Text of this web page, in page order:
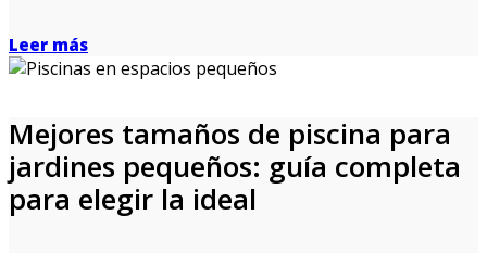
Leer más
Mejores tamaños de piscina para
jardines pequeños: guía completa
para elegir la ideal